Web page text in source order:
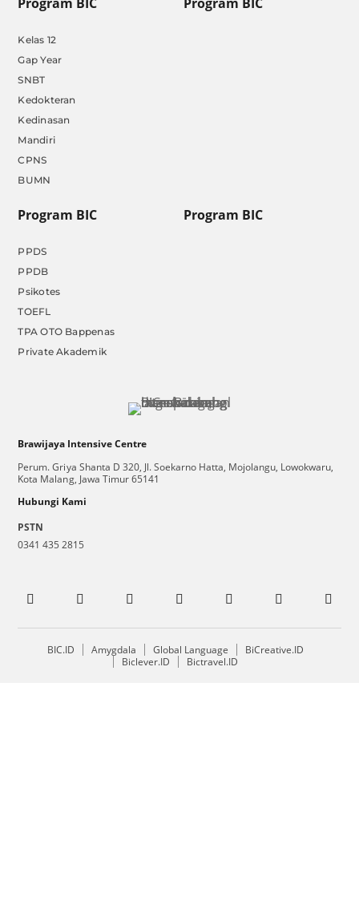
Kelas 12
Gap Year
SNBT
Kedokteran
Kedinasan
Mandiri
CPNS
BUMN
Program BIC
PPDS
PPDB
Psikotes
TOEFL
TPA OTO Bappenas
Private Akademik
Program BIC
Brawijaya Intensive Centre
Perum. Griya Shanta D 320, Jl. Soekarno Hatta, Mojolangu, Lowokwaru,
Kota Malang, Jawa Timur 65141
Hubungi Kami
PSTN
0341 435 2815
BIC.ID Amygdala Global Language
BiCreative.ID
Biclever.ID
Bictravel.ID